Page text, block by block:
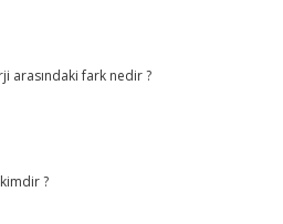
arasındaki fark nedir ?
?